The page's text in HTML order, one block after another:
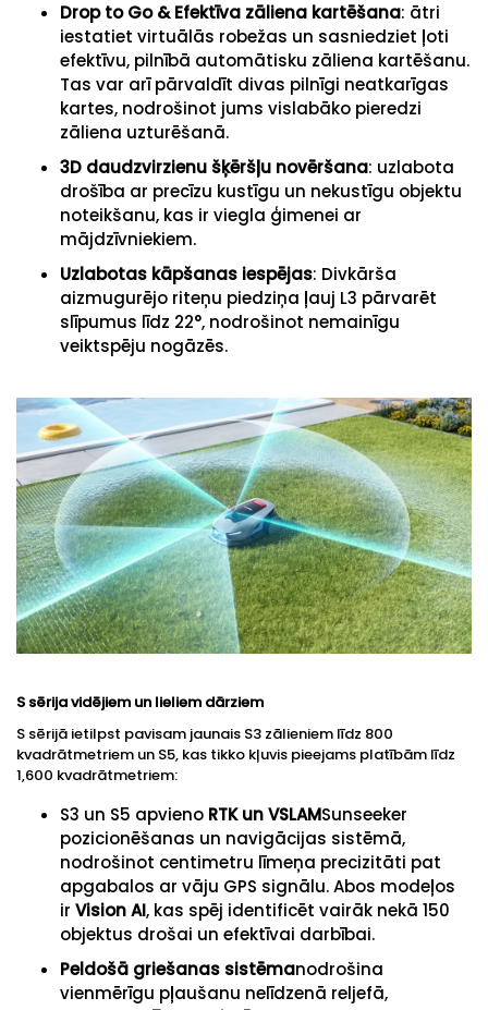
Drop to Go & Efektīva zāliena kartēšana: ātri
iestatiet virtuālās robežas un sasniedziet ļoti
efektīvu, pilnībā automātisku zāliena kartēšanu.
Tas var arī pārvaldīt divas pilnīgi neatkarīgas
kartes, nodrošinot jums vislabāko pieredzi
zāliena uzturēšanā.
3D daudzvirzienu šķēršļu novēršana: uzlabota
drošība ar precīzu kustīgu un nekustīgu objektu
noteikšanu, kas ir viegla ģimenei ar
mājdzīvniekiem.
Uzlabotas kāpšanas iespējas: Divkārša
aizmugurējo riteņu piedziņa ļauj L3 pārvarēt
slīpumus līdz 22°, nodrošinot nemainīgu
veiktspēju nogāzēs.
S sērija vidējiem un lieliem dārziem
S sērijā ietilpst pavisam jaunais S3 zālieniem līdz 800
kvadrātmetriem un S5, kas tikko kļuvis pieejams platībām līdz
1,600 kvadrātmetriem:
S3 un S5 apvieno RTK un VSLAMSunseeker
pozicionēšanas un navigācijas sistēmā,
nodrošinot centimetru līmeņa precizitāti pat
apgabalos ar vāju GPS signālu. Abos modeļos
ir Vision AI, kas spēj identificēt vairāk nekā 150
objektus drošai un efektīvai darbībai.
Peldošā griešanas sistēmanodrošina
vienmērīgu pļaušanu nelīdzenā reljefā,